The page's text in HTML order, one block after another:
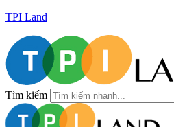
TPI Land
Tìm kiếm